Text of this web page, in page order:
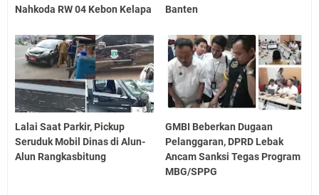
Nahkoda RW 04 Kebon Kelapa
Banten
Lalai Saat Parkir, Pickup
Seruduk Mobil Dinas di Alun-
Alun Rangkasbitung
GMBI Beberkan Dugaan
Pelanggaran, DPRD Lebak
Ancam Sanksi Tegas Program
MBG/SPPG